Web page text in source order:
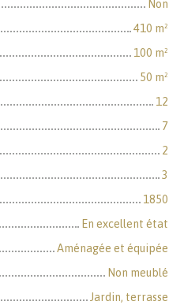
Non
410 m²
100 m²
50 m²
12
7
2
3
1850
En excellent état
Aménagée et équipée
Non meublé
Jardin, terrasse